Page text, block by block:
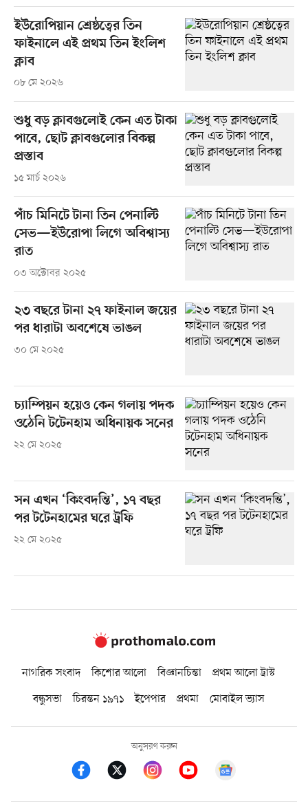
ইউরোপিয়ান শ্রেষ্ঠত্বের তিন
ফাইনালে এই প্রথম তিন ইংলিশ
ক্লাব
০৮ মে ২০২৬
শুধু বড় ক্লাবগুলোই কেন এত টাকা
পাবে, ছোট ক্লাবগুলোর বিকল্প
প্রস্তাব
১৫ মার্চ ২০২৬
পাঁচ মিনিটে টানা তিন পেনাল্টি
সেভ—ইউরোপা লিগে অবিশ্বাস্য
রাত
০৩ অক্টোবর ২০২৫
২৩ বছরে টানা ২৭ ফাইনাল জয়ের
পর ধারাটা অবশেষে ভাঙল
৩০ মে ২০২৫
চ্যাম্পিয়ন হয়েও কেন গলায় পদক
ওঠেনি টটেনহাম অধিনায়ক সনের
২২ মে ২০২৫
সন এখন ‘কিংবদন্তি’, ১৭ বছর
পর টটেনহামের ঘরে ট্রফি
২২ মে ২০২৫
নাগরিক সংবাদ কিশোর আলো বিজ্ঞানচিন্তা
প্রথম আলো ট্রাস্ট
বন্ধুসভা
চিরন্তন ১৯৭১ ইপেপার প্রথমা মোবাইল ভ্যাস
অনুসরণ করুন